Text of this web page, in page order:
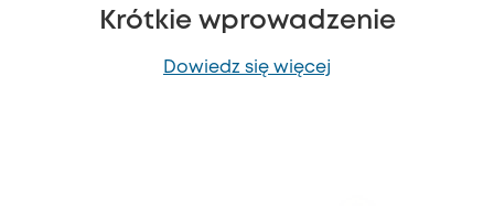
Krótkie wprowadzenie
Dowiedz się więcej